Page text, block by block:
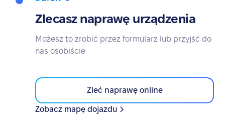
Zlecasz naprawę urządzenia
Możesz to zrobić przez formularz lub przyjść do
nas osobiście
Zleć naprawę online
Zobacz mapę dojazdu